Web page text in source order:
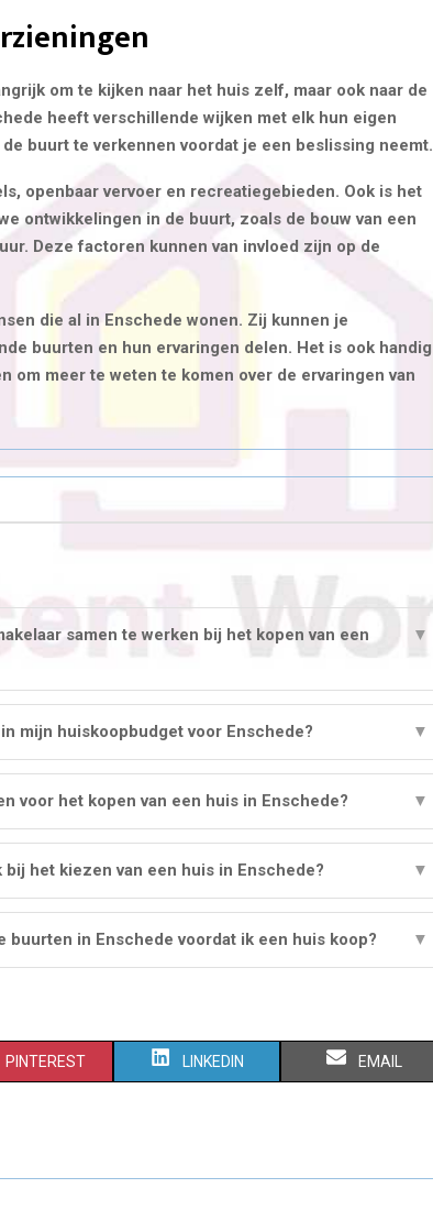
om te kijken naar het huis zelf, maar ook naar de
heeft verschillende wijken met elk hun eigen
buurt te verkennen voordat je een beslissing neemt.
openbaar vervoer en recreatiegebieden. Ook is het
ontwikkelingen in de buurt, zoals de bouw van een
Deze factoren kunnen van invloed zijn op de
die al in Enschede wonen. Zij kunnen je
buurten en hun ervaringen delen. Het is ook handig
om meer te weten te komen over de ervaringen van
samen te werken bij het kopen van een
▼
mijn huiskoopbudget voor Enschede? ▼
voor het kopen van een huis in Enschede? ▼
het kiezen van een huis in Enschede? ▼
in Enschede voordat ik een huis koop? ▼
S
R
PINTEREST S
R
LINKEDIN S
R
EMAIL